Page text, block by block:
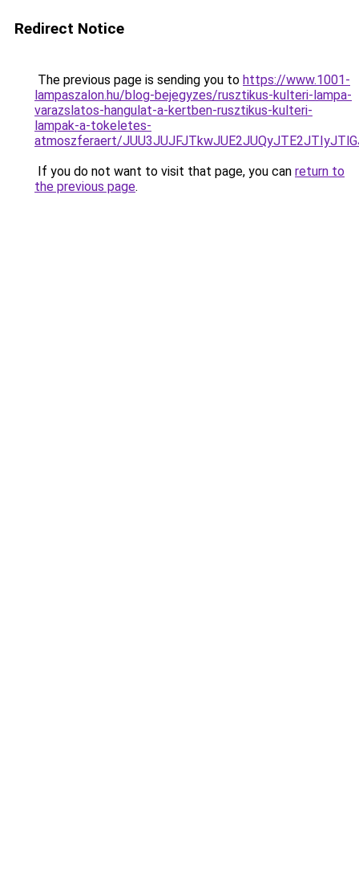
Redirect Notice
The previous page is sending you to https://www.1001-
lampaszalon.hu/blog-bejegyzes/rusztikus-kulteri-lampa-
varazslatos-hangulat-a-kertben-rusztikus-kulteri-
lampak-a-tokeletes-
atmoszferaert/
If you do not want to visit that page, you can return to
the previous page.